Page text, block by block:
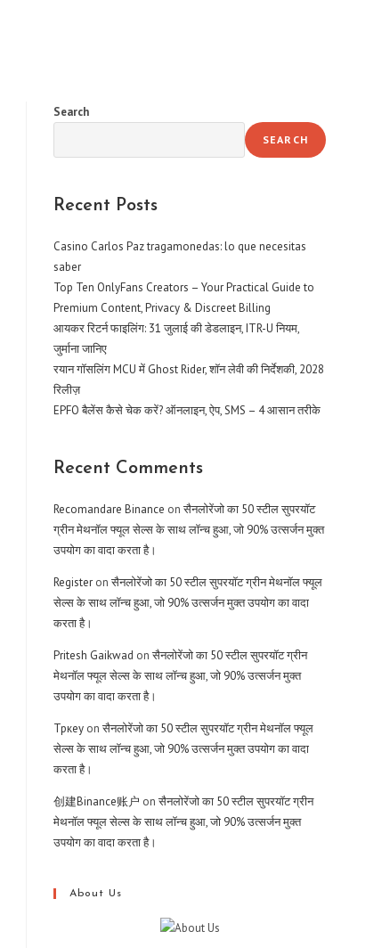
Search
SEARCH
Recent Posts
Casino Carlos Paz tragamonedas: lo que necesitas
saber
Top Ten OnlyFans Creators – Your Practical Guide to
Premium Content, Privacy & Discreet Billing
आयकर रिटर्न फाइलिंग: 31 जुलाई की डेडलाइन, ITR-U नियम,
जुर्माना जानिए
रयान गॉसलिंग MCU में Ghost Rider, शॉन लेवी की निर्देशकी, 2028
रिलीज़
EPFO बैलेंस कैसे चेक करें? ऑनलाइन, ऐप, SMS – 4 आसान तरीके
Recent Comments
Recomandare Binance onसैनलोरेंजो का 50 स्टील सुपरयॉट
ग्रीन मेथनॉल फ्यूल सेल्स के साथ लॉन्च हुआ, जो 90% उत्सर्जन मुक्त
उपयोग का वादा करता है।
Register onसैनलोरेंजो का 50 स्टील सुपरयॉट ग्रीन मेथनॉल फ्यूल
सेल्स के साथ लॉन्च हुआ, जो 90% उत्सर्जन मुक्त उपयोग का वादा
करता है।
Pritesh Gaikwad onसैनलोरेंजो का 50 स्टील सुपरयॉट ग्रीन
मेथनॉल फ्यूल सेल्स के साथ लॉन्च हुआ, जो 90% उत्सर्जन मुक्त
उपयोग का वादा करता है।
Тркеу onसैनलोरेंजो का 50 स्टील सुपरयॉट ग्रीन मेथनॉल फ्यूल
सेल्स के साथ लॉन्च हुआ, जो 90% उत्सर्जन मुक्त उपयोग का वादा
करता है।
创建Binance账户 onसैनलोरेंजो का 50 स्टील सुपरयॉट ग्रीन
मेथनॉल फ्यूल सेल्स के साथ लॉन्च हुआ, जो 90% उत्सर्जन मुक्त
उपयोग का वादा करता है।
About Us